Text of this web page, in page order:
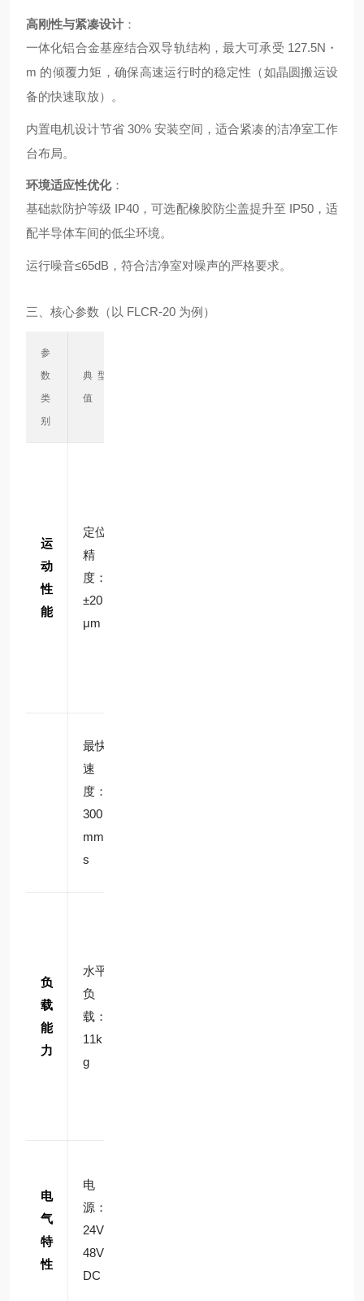
高刚性与紧凑设计 ：
一体化铝合金基座结合双导轨结构，最大可承受 127.5N・
m 的倾覆力矩，确保高速运行时的稳定性（如晶圆搬运设
备的快速取放）。
内置电机设计节省 30% 安装空间，适合紧凑的洁净室工作
台布局。
环境适应性优化：
基础款防护等级 IP40，可选配橡胶防尘盖提升至 IP50，适
配半导体车间的低尘环境。
运行噪音≤65dB，符合洁净室对噪声的严格要求。
三、核心参数（以 FLCR-20 为例）
参
数
类
别
典型
值
运
动
性
能
定位
精
度：
±20
μm
最快
速
度：
300
mm/
s
负
载
能
力
水平
负
载：
11k
g
电
气
特
性
电
源：
24V/
48V
DC